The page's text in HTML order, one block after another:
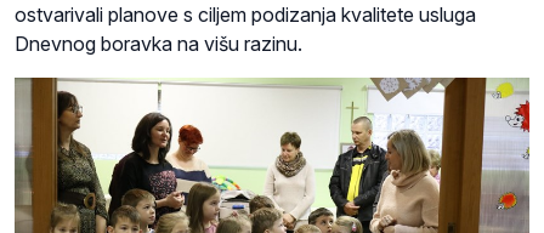
ostvarivali planove s ciljem podizanja kvalitete usluga
Dnevnog boravka na višu razinu.